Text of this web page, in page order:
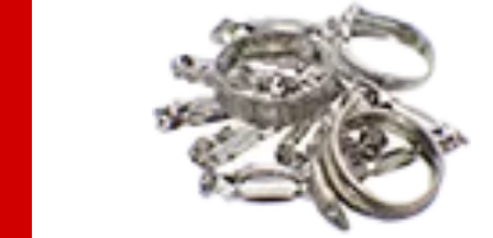
Black x Gold